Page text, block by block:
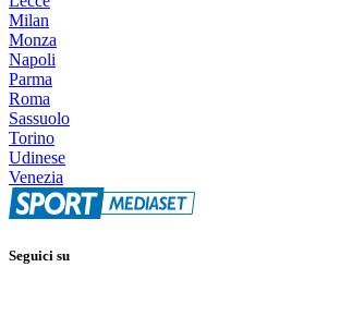
Milan
Monza
Napoli
Parma
Roma
Sassuolo
Torino
Udinese
Venezia
Seguici su